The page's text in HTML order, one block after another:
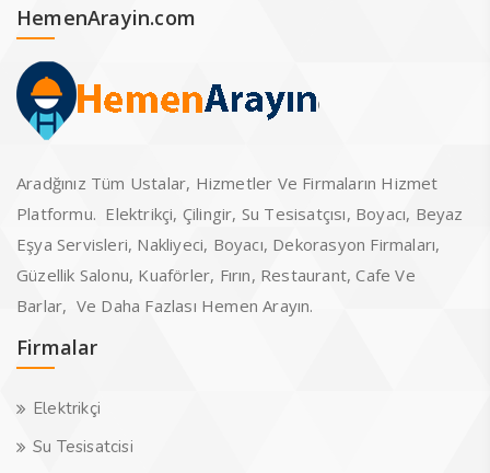
HemenArayin.com
Aradğınız Tüm Ustalar, Hizmetler Ve Firmaların Hizmet
Platformu. Elektrikçi, Çilingir, Su Tesisatçısı, Boyacı, Beyaz
Eşya Servisleri, Nakliyeci, Boyacı, Dekorasyon Firmaları,
Güzellik Salonu, Kuaförler, Fırın, Restaurant, Cafe Ve
Barlar, Ve Daha Fazlası Hemen Arayın.
Firmalar
Elektrikçi
Su Tesisatcisi